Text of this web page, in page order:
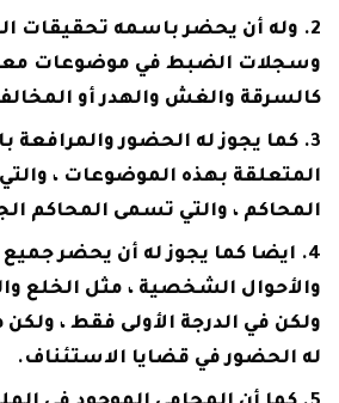
وله أن يحضر باسمه تحقيقات
وسجلات الضبط في موضوعات
كالسرقة والغش والهدر أو
كما يجوز له الحضور والمرافعة
المتعلقة بهذه الموضوعات ،
المحاكم ، والتي تسمى المحاكم
ايضا كما يجوز له أن يحضر
والأحوال الشخصية ، مثل الخلع
ولكن في الدرجة الأولى فقط ، ولكن
له الحضور في قضايا الاستئناف.